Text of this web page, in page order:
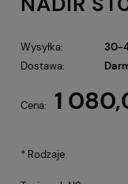
Wysyłka:
30-
Dostawa:
Cena: 1
* Rodzaje